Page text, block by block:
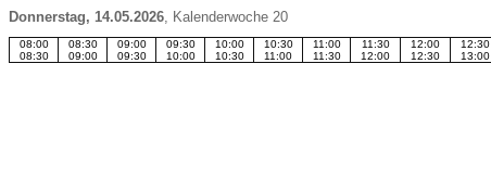
Donnerstag, 14.05.2026, Kalenderwoche 20
08:00
08:30
08:30
09:00
09:00
09:30
09:30
10:00
10:00
10:30
10:30
11:00
11:00
11:30
11:30
12:00
12:00
12:30
12:30
13:00